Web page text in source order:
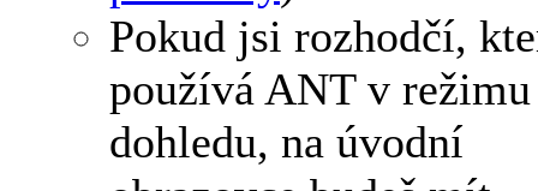
Pokud jsi rozhodčí,
používá ANT v režimu
dohledu, na úvodní